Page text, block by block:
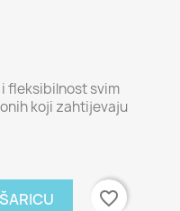
fleksibilnost svim
koji zahtijevaju
favorite_border